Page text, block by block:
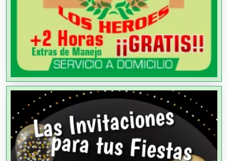
Almacenaje
Alquiler de Autos
Alquiler de Equipos para Fiestas
Alquiler de Sillas y Mesas